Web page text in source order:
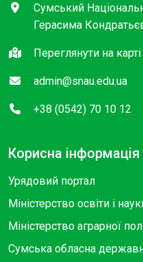
Сумський
Герасима
Переглянути на карті
admin@snau.edu.ua
+38 (0542) 70 10 12
Корисна інформація
Урядовий портал
Міністерство освіти і
Міністерство аграрної
Сумська обласна